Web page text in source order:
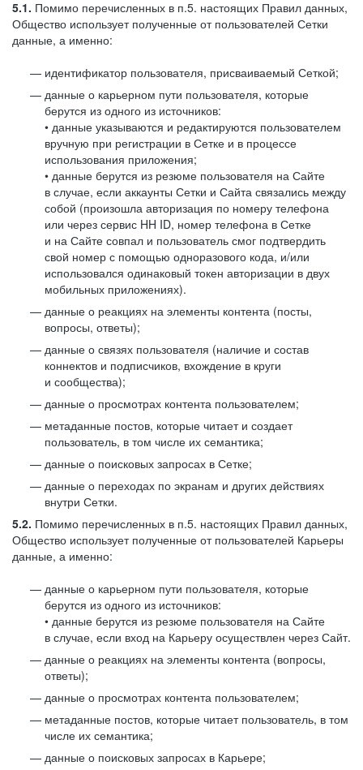
5.1. Помимо перечисленных в п.5. настоящих Правил данных,
Общество использует полученные от пользователей Сетки
данные, а именно:
идентификатор пользователя, присваиваемый Сеткой;
данные о карьерном пути пользователя, которые
берутся из одного из источников:
• данные указываются и редактируются пользователем
вручную при регистрации в Сетке и в процессе
использования приложения;
• данные берутся из резюме пользователя на Сайте
в случае, если аккаунты Сетки и Сайта связались между
собой (произошла авторизация по номеру телефона
или через сервис HH ID, номер телефона в Сетке
и на Сайте совпал и пользователь смог подтвердить
свой номер с помощью одноразового кода, и/или
использовался одинаковый токен авторизации в двух
мобильных приложениях).
данные о реакциях на элементы контента (посты,
вопросы, ответы);
данные о связях пользователя (наличие и состав
коннектов и подписчиков, вхождение в круги
и сообщества);
данные о просмотрах контента пользователем;
метаданные постов, которые читает и создает
пользователь, в том числе их семантика;
данные о поисковых запросах в Сетке;
данные о переходах по экранам и других действиях
внутри Сетки.
5.2. Помимо перечисленных в п.5. настоящих Правил данных,
Общество использует полученные от пользователей Карьеры
данные, а именно:
данные о карьерном пути пользователя, которые
берутся из одного из источников:
• данные берутся из резюме пользователя на Сайте
в случае, если вход на Карьеру осуществлен через Сайт.
данные о реакциях на элементы контента (вопросы,
ответы);
данные о просмотрах контента пользователем;
метаданные постов, которые читает пользователь, в том
числе их семантика;
данные о поисковых запросах в Карьере;